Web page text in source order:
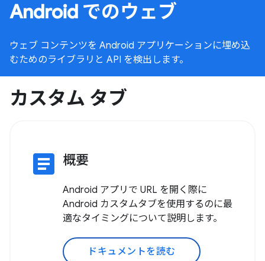
Android でのウェブ
ウェブ コンテンツを Android アプリケーションに埋め込
むためのライブラリと API を検出します。
カスタム タブ
article 概要
Android アプリで URL を開く際に
Android カスタムタブを使用するのに最
適なタイミングについて説明します。
ドキュメントを読む